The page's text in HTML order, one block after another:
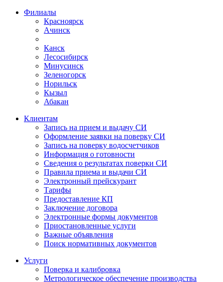
Филиалы
Красноярск
Ачинск
Канск
Лесосибирск
Минусинск
Зеленогорск
Норильск
Кызыл
Абакан
Клиентам
Запись на прием и выдачу СИ
Оформление заявки на поверку СИ
Запись на поверку водосчетчиков
Информация о готовности
Сведения о результатах поверки СИ
Правила приема и выдачи СИ
Электронный прейскурант
Тарифы
Предоставление КП
Заключение договора
Электронные формы документов
Приостановленные услуги
Важные объявления
Поиск нормативных документов
Услуги
Поверка и калибровка
Метрологическое обеспечение производства